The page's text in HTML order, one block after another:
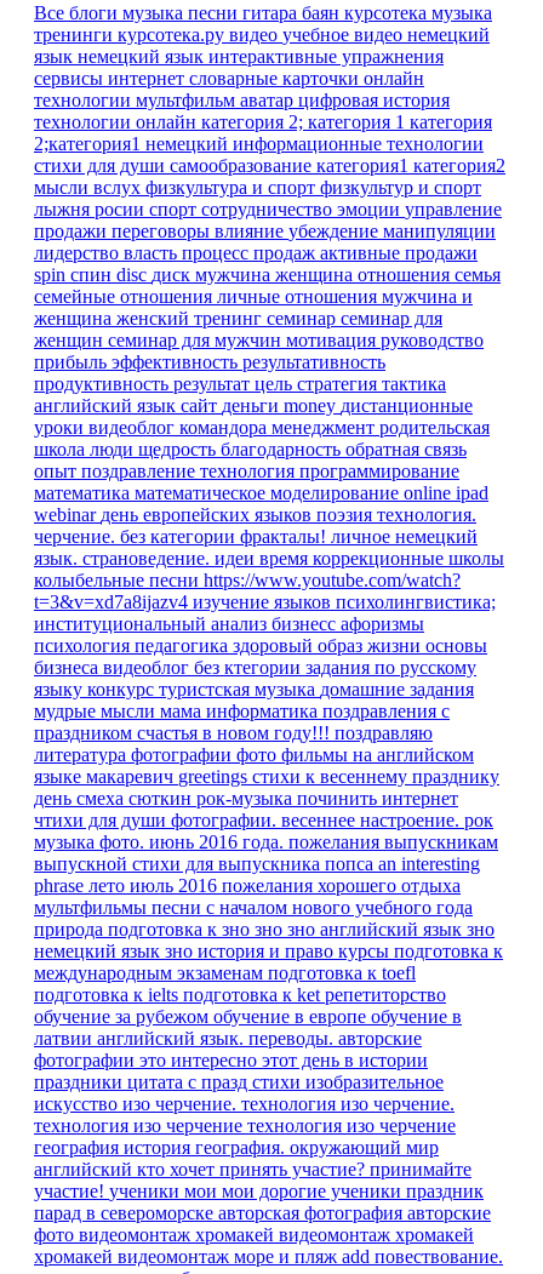
Все блоги музыка песни гитара баян курсотека музыка
тренинги курсотека.ру видео учебное видео немецкий
язык немецкий язык интерактивные упражнения
сервисы интернет словарные карточки онлайн
технологии мультфильм аватар цифровая история
технологии онлайн категория 2; категория 1 категория
2;категория1 немецкий информационные технологии
стихи для души самообразование категория1 категория2
мысли вслух физкультура и спорт физкультур и спорт
лыжня росии спорт сотрудничество эмоции управление
продажи переговоры влияние убеждение манипуляции
лидерство власть процесс продаж активные продажи
spin спин disc диск мужчина женщина отношения семья
семейные отношения личные отношения мужчина и
женщина женский тренинг семинар семинар для
женщин семинар для мужчин мотивация руководство
прибыль эффективность результативность
продуктивность результат цель стратегия тактика
английский язык сайт деньги money дистанционные
уроки видеоблог командора менеджмент родительская
школа люди щедрость благодарность обратная связь
опыт поздравление технология программирование
математика математическое моделирование online ipad
webinar день европейских языков поэзия технология.
черчение. без категории фракталы! личное немецкий
язык. страноведение. идеи время коррекционные школы
колыбельные песни https://www.youtube.com/watch?
t=3&v=xd7a8ijazv4 изучение языков психолингвистика;
институциональный анализ бизнесс афоризмы
психология педагогика здоровый образ жизни основы
бизнеса видеоблог без ктегории задания по русскому
языку конкурс туристская музыка домашние задания
мудрые мысли мама информатика поздравления с
праздником счастья в новом году!!! поздравляю
литература фотографии фото фильмы на английском
языке макаревич greetings стихи к весеннему празднику
день смеха сюткин рок-музыка починить интернет
чтихи для души фотографии. весеннее настроение. рок
музыка фото. июнь 2016 года. пожелания выпускникам
выпускной стихи для выпускника попса an interesting
phrase лето июль 2016 пожелания хорошего отдыха
мультфильмы песни с началом нового учебного года
природа подготовка к зно зно зно английский язык зно
немецкий язык зно история и право курсы подготовка к
международным экзаменам подготовка к toefl
подготовка к ielts подготовка к ket репетиторство
обучение за рубежом обучение в европе обучение в
латвии английский язык. переводы. авторские
фотографии это интересно этот день в истории
праздники цитата с празд стихи изобразительное
искусство изо черчение. технология изо черчение.
технология изо черчение технология изо черчение
география история география. окружающий мир
английский кто хочет принять участие? принимайте
участие! ученики мои мои дорогие ученики праздник
парад в североморске авторская фотография авторские
фото видеомонтаж хромакей видеомонтаж хромакей
хромакей видеомонтаж море и пляж add повествование.